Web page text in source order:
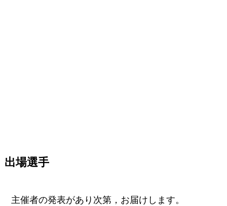
出場選手
主催者の発表があり次第，お届けします。